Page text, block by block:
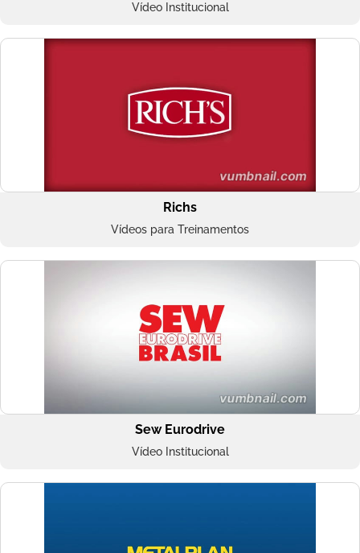
Vídeo Institucional
Richs
Vídeos para Treinamentos
Sew Eurodrive
Vídeo Institucional